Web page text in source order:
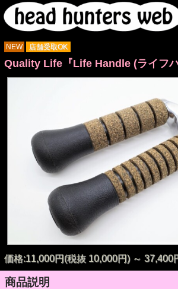
NEW 店舗受取OK
Quality Life『Life Handle (ライフハ
価格:11,000円(税抜 10,000円) ～ 37,400
商品説明